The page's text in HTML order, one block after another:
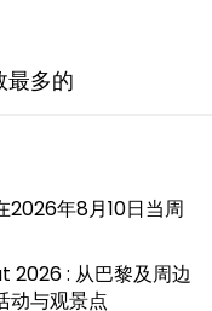
de Louis
最多的
2026年8月10日当周
2026 : 从巴黎及周边
动与观景点